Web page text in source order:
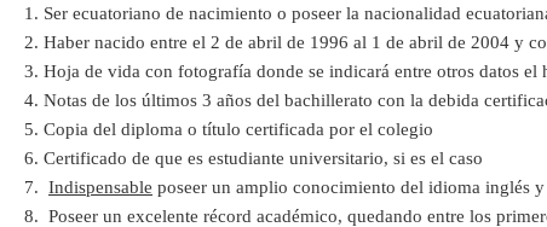
1. Ser ecuatoriano de nacimiento o poseer la nacionalidad
2. Haber nacido entre el 2 de abril de 1996 al 1 de abril de 2004 y
3. Hoja de vida con fotografía donde se indicará entre otros datos
4. Notas de los últimos 3 años del bachillerato con la debida
5. Copia del diploma o título certificada por el colegio
6. Certificado de que es estudiante universitario, si es el caso
7. Indispensable poseer un amplio conocimiento del idioma inglés y
8. Poseer un excelente récord académico, quedando entre los